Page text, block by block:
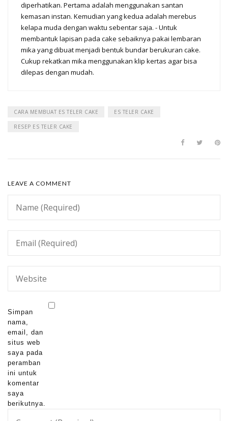
diperhatikan. Pertama adalah menggunakan santan
kemasan instan. Kemudian yang kedua adalah merebus
kelapa muda dengan waktu sebentar saja. - Untuk
membantuk lapisan pada cake sebaiknya pakai lembaran
mika yang dibuat menjadi bentuk bundar berukuran cake.
Cukup rekatkan mika menggunakan klip kertas agar bisa
dilepas dengan mudah.
CARA MEMBUAT ES TELER CAKE ES TELER CAKE
RESEP ES TELER CAKE
LEAVE A COMMENT
Simpan
nama,
email, dan
situs web
saya pada
peramban
ini untuk
komentar
saya
berikutnya.